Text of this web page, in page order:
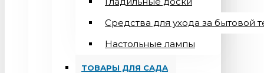
Средства для ухода за бытовой
Настольные лампы
ТОВАРЫ ДЛЯ САДА